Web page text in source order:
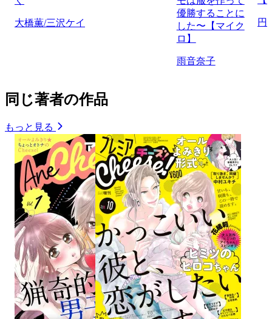
大橋薫/三沢ケイ
優勝することに
した〜【マイク
ロ】
雨音奈子
円
同じ著者の作品
もっと見る